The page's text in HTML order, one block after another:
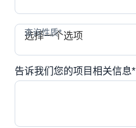
查询性质*
选择一个选项
告诉我们您的项目相关信息*